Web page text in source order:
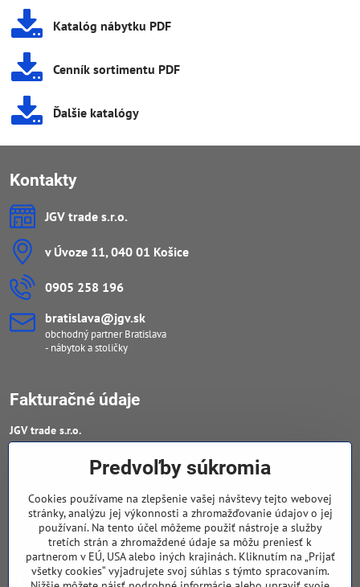
Katalóg nábytku PDF
Cenník sortimentu PDF
Ďalšie katalógy
Kontakty
JGV trade s​.r​.o​.
v Úvoze 11, 040 01 Košice
0905 258 196
bratislava​@jgv​.sk
obchodný partner Bratislava
- nábytok a stoličky
Fakturačné údaje
JGV trade s​.r​.o​.
DIČ : 20223652906
IČ DPH : SK 2023652906
Sledujte naše novinky
Facebook
Predvoľby súkromia
Cookies používame na zlepšenie vašej návštevy tejto webovej
stránky, analýzu jej výkonnosti a zhromažďovanie údajov o jej
používaní. Na tento účel môžeme použiť nástroje a služby
tretích strán a zhromaždené údaje sa môžu preniesť k
partnerom v EÚ, USA alebo iných krajinách. Kliknutím na „Prijať
všetky cookies“ vyjadrujete svoj súhlas s týmto spracovaním.